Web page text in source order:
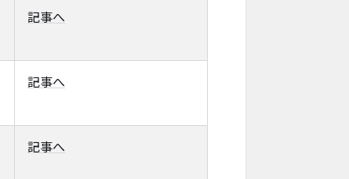
記事へ
記事へ
記事へ